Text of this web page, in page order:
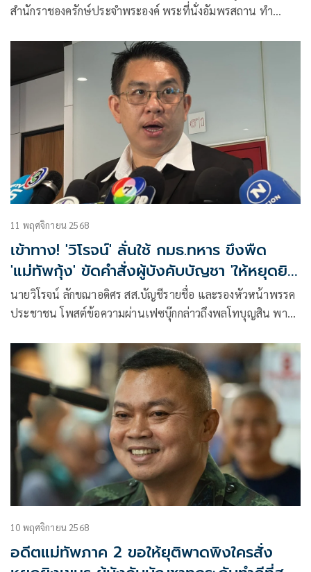
สำนักราชองครักษ์ประจำพระองค์ พระที่นั่งอัมพรสถาน ทำ
11 พฤศจิกายน 2568
เข้าทาง! 'วิโรจน์' ลั่นใช้ กมธ.ทหาร ขึงพืด
'แม่ทัพกุ้ง' ขัดคำสั่งผู้บังคับบัญชา 'ให้หยุดยิง'
สงครามไทย-เขมร
นายวิโรจน์ ลักขณาอดิศร สส.บัญชีรายชื่อ และรองหัวหน้าพรรค
ประชาชน โพสต์ข้อความผ่านเฟซบุ๊กกล่าวถึงพลโทบุญสิน พาด
ช่วง 6 ชั่วโมงแรกสงครามชายแดนไทย-กัมพูชา ว่า การขัดคำสั่ง
โดยชอบของผู้บังคับบัญชา ในภาวะศึกสงคราม ถือเป็นเรื่องใหญ่
10 พฤศจิกายน 2568
อดีตแม่ทัพภาค 2 ขอให้ยุติพาดพิงใครสั่ง